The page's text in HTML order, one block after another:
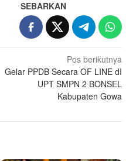
SEBARKAN
Pos berikutnya
Gelar PPDB Secara OF LINE dI
UPT SMPN 2 BONSEL
Kabupaten Gowa